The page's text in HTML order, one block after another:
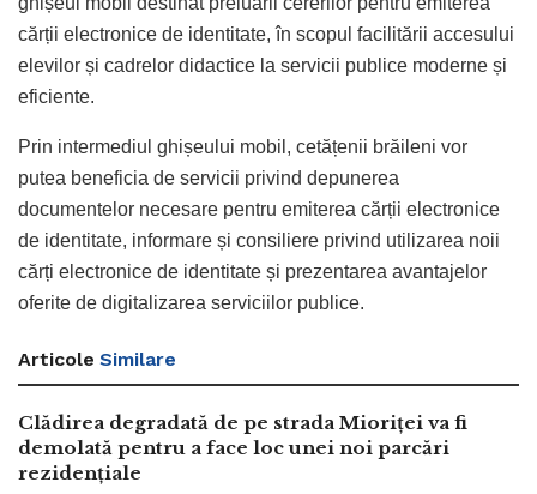
cărții electronice de identitate, în scopul facilitării accesului
elevilor și cadrelor didactice la servicii publice moderne și
eficiente.
Prin intermediul ghișeului mobil, cetățenii brăileni vor
putea beneficia de servicii privind depunerea
documentelor necesare pentru emiterea cărții electronice
de identitate, informare și consiliere privind utilizarea noii
cărți electronice de identitate și prezentarea avantajelor
oferite de digitalizarea serviciilor publice.
Articole Similare
Clădirea degradată de pe strada Mioriței va fi
demolată pentru a face loc unei noi parcări
rezidențiale